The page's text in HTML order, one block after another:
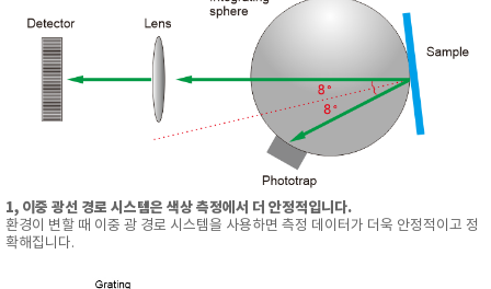
1, 이중 광선 경로 시스템은 색상 측정에서 더 안정적입니다.
환경이 변할 때 이중 광 경로 시스템을 사용하면 측정 데이터가 더욱 안정적이고 정
확해집니다.